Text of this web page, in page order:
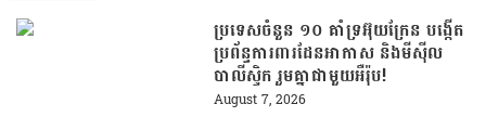
ប្រទេសចំនួន ១០ គាំទ្រអ៊ុយក្រែន បង្កើត
ប្រព័ន្ធការពារដែនអាកាស និងមីស៊ីល
បាលីស្ទិក រួមគ្នាជាមួយអឺរ៉ុប!
August 7, 2026